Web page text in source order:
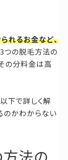
れるお金など、
つの脱毛方法の
の分料金は高
下で詳しく解
のかわからない